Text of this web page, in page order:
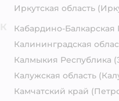
Иркутская область
Кабардино-Балкарская
Калининградская
Калмыкия Республика
Калужская область
Камчатский край